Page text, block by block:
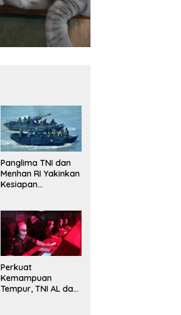
Panglima TNI dan
Menhan RI Yakinkan
Kesiapan
Perkuat
Kemampuan
Tempur, TNI AL dan